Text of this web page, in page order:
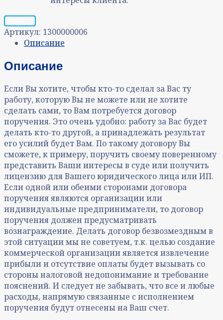
Артикул: 1300000006
Описание
Описание
Если Вы хотите, чтобы кто-то сделал за Вас ту
работу, которую Вы не можете или не хотите
сделать сами, то Вам потребуется договор
поручения. Это очень удобно: работу за Вас будет
делать кто-то другой, а принадлежать результат
его усилий будет Вам. По такому договору Вы
сможете, к примеру, поручить своему поверенному
представить Ваши интересы в суде или получить
лицензию для Вашего юридического лица или ИП.
Если одной или обеими сторонами договора
поручения являются организации или
индивидуальные предприниматели, то договор
поручения должен предусматривать
вознаграждение. Делать договор безвозмездным в
этой ситуации мы не советуем, т.к. целью создание
коммерческой организации является извлечение
прибыли и отсутствие оплаты будет вызывать со
стороны налоговой недопонимание и требование
пояснений. И следует не забывать, что все и любые
расходы, напрямую связанные с исполнением
поручения будут отнесены на Ваш счет.